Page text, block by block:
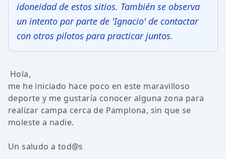
idoneidad de estos sitios. También se observa
un intento por parte de 'Ignacio' de contactar
con otros pilotos para practicar juntos.
Hola,
me he iniciado hace poco en este maravilloso
deporte y me gustaría conocer alguna zona para
realizar campa cerca de Pamplona, sin que se
moleste a nadie.
Un saludo a tod@s